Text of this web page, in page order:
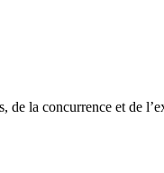
la concurrence et de